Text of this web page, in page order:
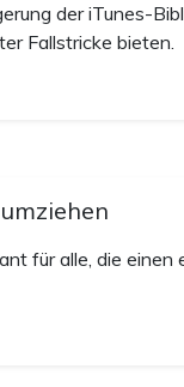
der iTunes-
Fallstricke bieten.
für alle, die